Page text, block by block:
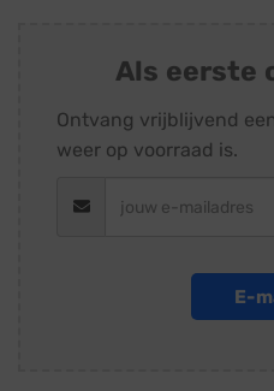
Als eerste
Ontvang vrijblijvend
weer op voorraad is.
E-